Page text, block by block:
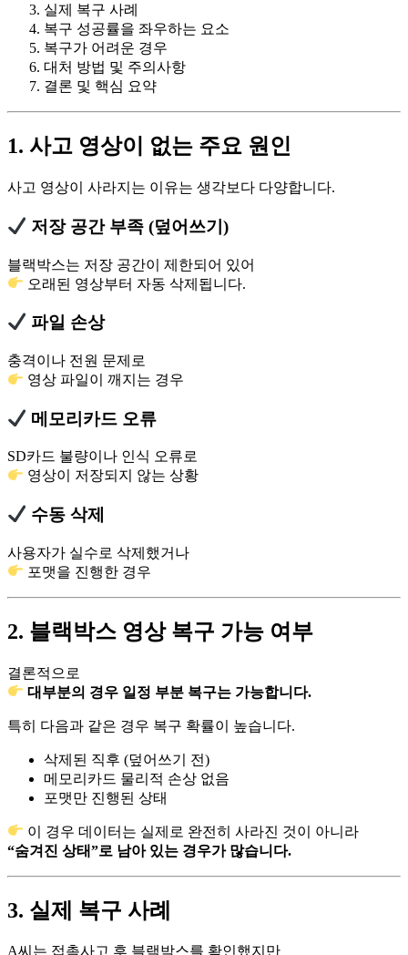
실제 복구 사례
복구 성공률을 좌우하는 요소
복구가 어려운 경우
대처 방법 및 주의사항
결론 및 핵심 요약
1. 사고 영상이 없는 주요 원인
사고 영상이 사라지는 이유는 생각보다 다양합니다.
저장 공간 부족 (덮어쓰기)
블랙박스는 저장 공간이 제한되어 있어
오래된 영상부터 자동 삭제됩니다.
파일 손상
충격이나 전원 문제로
영상 파일이 깨지는 경우
메모리카드 오류
SD카드 불량이나 인식 오류로
영상이 저장되지 않는 상황
수동 삭제
사용자가 실수로 삭제했거나
포맷을 진행한 경우
2. 블랙박스 영상 복구 가능 여부
결론적으로
대부분의 경우 일정 부분 복구는 가능합니다.
특히 다음과 같은 경우 복구 확률이 높습니다.
삭제된 직후 (덮어쓰기 전)
메모리카드 물리적 손상 없음
포맷만 진행된 상태
이 경우 데이터는 실제로 완전히 사라진 것이 아니라
“숨겨진 상태”로 남아 있는 경우가 많습니다.
3. 실제 복구 사례
A씨는 접촉사고 후 블랙박스를 확인했지만